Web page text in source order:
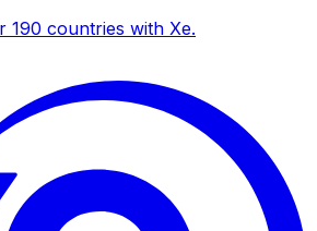
190 countries with Xe.